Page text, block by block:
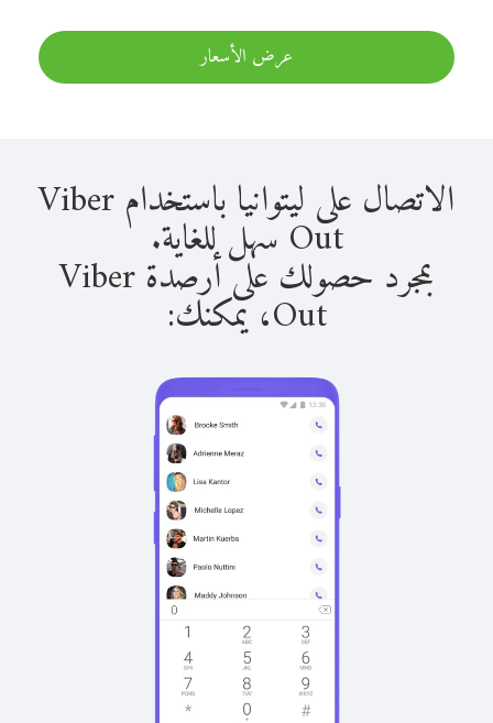
عرض الأسعار
الاتصال على ليتوانيا باستخدام Viber
Out سهل للغاية.
بمجرد حصولك على أرصدة Viber
Out، يمكنك: